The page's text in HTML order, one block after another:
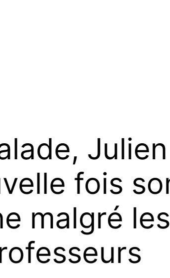
fois
malgré les